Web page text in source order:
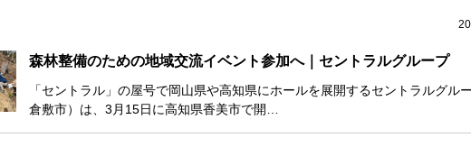
森林整備のための地域交流イベント参加へ｜セントラルグループ
「セントラル」の屋号で岡山県や高知県にホールを展開するセントラルグル
倉敷市）は、3月15日に高知県香美市で開…